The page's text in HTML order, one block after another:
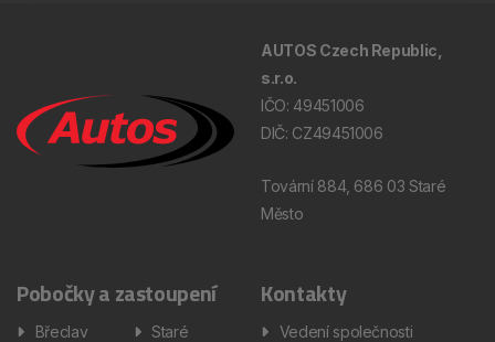
AUTOS Czech Republic,
s.r.o.
IČO: 49451006
DIČ: CZ49451006
Tovární 884, 686 03 Staré
Město
Pobočky a zastoupení
Břeclav
Staré
Kontakty
Vedení společnosti